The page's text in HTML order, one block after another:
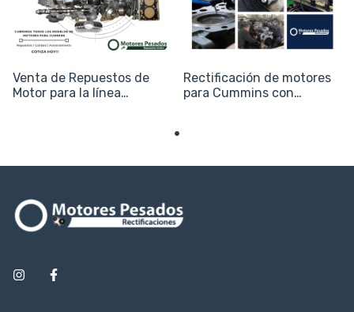
Venta de Repuestos de
Motor para la línea
Rectificación de motores
para Cummins con